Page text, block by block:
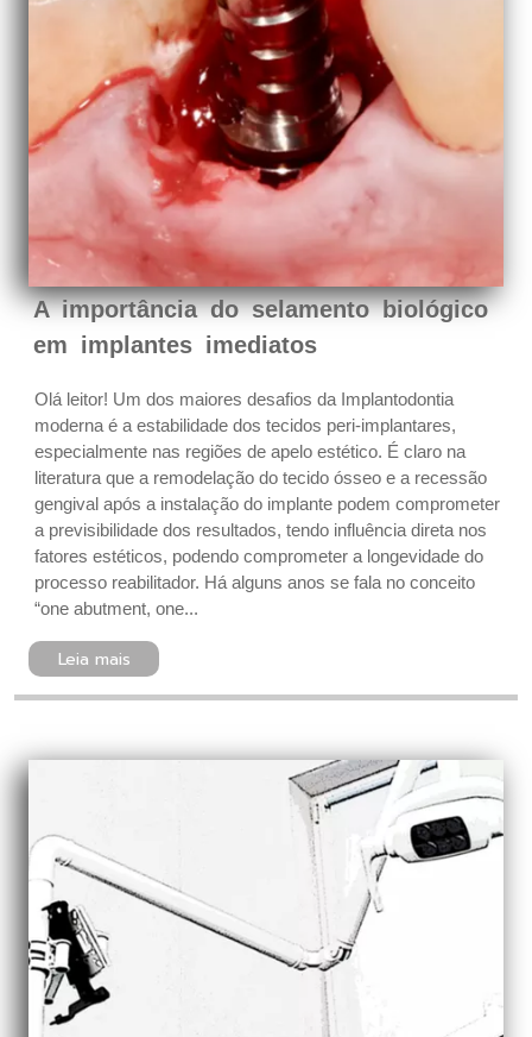
A importância do selamento biológico
em implantes imediatos
Olá leitor! Um dos maiores desafios da Implantodontia
moderna é a estabilidade dos tecidos peri-implantares,
especialmente nas regiões de apelo estético. É claro na
literatura que a remodelação do tecido ósseo e a recessão
gengival após a instalação do implante podem comprometer
a previsibilidade dos resultados, tendo influência direta nos
fatores estéticos, podendo comprometer a longevidade do
processo reabilitador. Há alguns anos se fala no conceito
“one abutment, one...
Leia mais